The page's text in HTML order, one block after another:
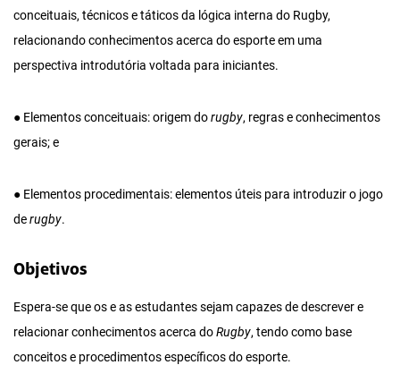
conceituais, técnicos e táticos da lógica interna do Rugby,
relacionando conhecimentos acerca do esporte em uma
perspectiva introdutória voltada para iniciantes.
● Elementos conceituais: origem dorugby, regras e conhecimentos
gerais; e
● Elementos procedimentais: elementos úteis para introduzir o jogo
derugby.
Objetivos
Espera-se que os e as estudantes sejam capazes de descrever e
relacionar conhecimentos acerca doRugby, tendo como base
conceitos e procedimentos específicos do esporte.